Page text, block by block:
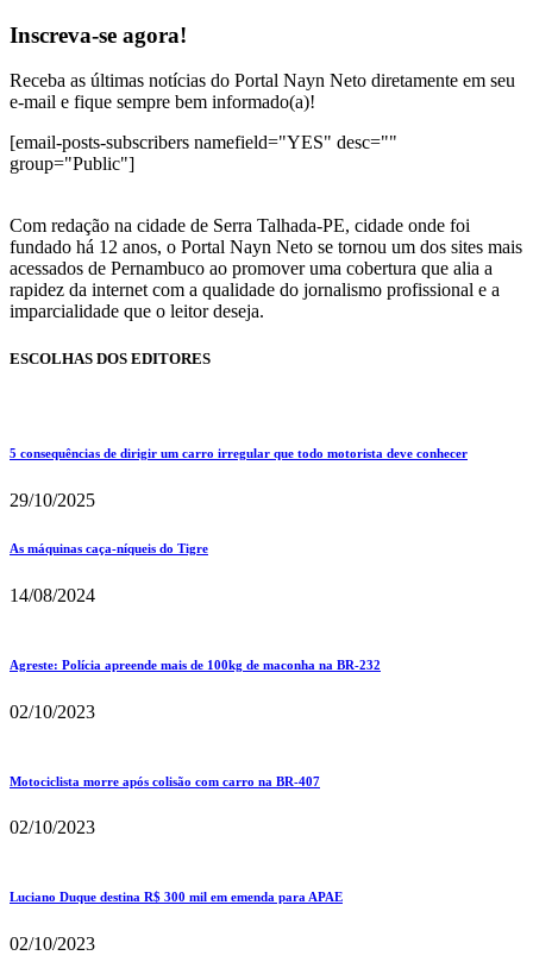
Inscreva-se agora!
Receba as últimas notícias do Portal Nayn Neto diretamente em seu
e-mail e fique sempre bem informado(a)!
[email-posts-subscribers namefield="YES" desc=""
group="Public"]
Com redação na cidade de Serra Talhada-PE, cidade onde foi
fundado há 12 anos, o Portal Nayn Neto se tornou um dos sites mais
acessados de Pernambuco ao promover uma cobertura que alia a
rapidez da internet com a qualidade do jornalismo profissional e a
imparcialidade que o leitor deseja.
ESCOLHAS DOS EDITORES
5 consequências de dirigir um carro irregular que todo motorista deve conhecer
29/10/2025
As máquinas caça-níqueis do Tigre
14/08/2024
Agreste: Polícia apreende mais de 100kg de maconha na BR-232
02/10/2023
Motociclista morre após colisão com carro na BR-407
02/10/2023
Luciano Duque destina R$ 300 mil em emenda para APAE
02/10/2023